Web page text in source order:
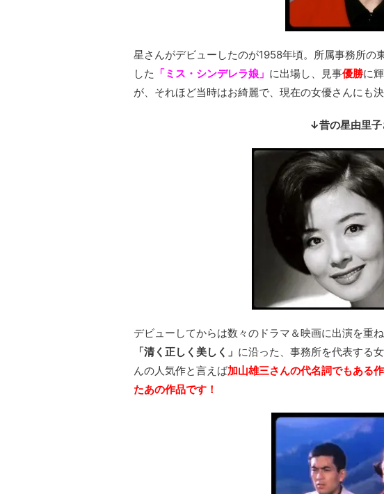
星さんがデビューしたのが1958年頃。所属事務所の
した 「ミス・シンデレラ娘」 に出場し、見事優勝に
が、それほど当時はお綺麗で、現在の女優さんにも
↓昔の星由里子
デビューしてからは数々のドラマ＆映画に出演を重
「清く正しく美しく」 に沿った、事務所を代表する
んの人気作と言えば加山雄三さんの代名詞でもある
たあの作品です！